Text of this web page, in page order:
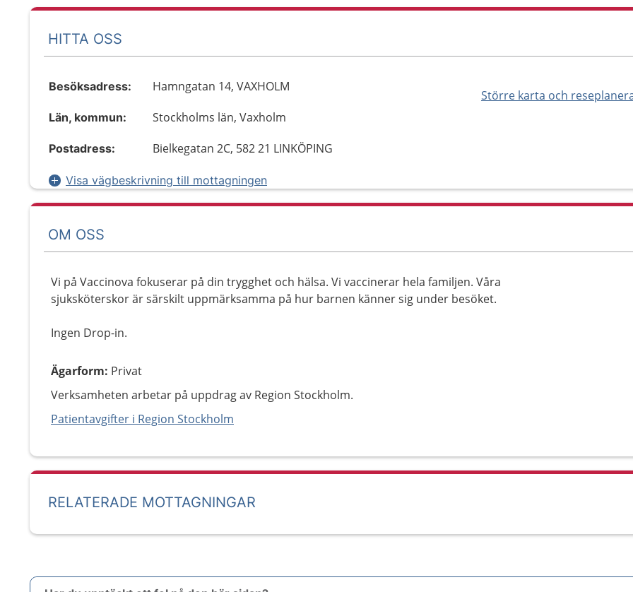
HITTA OSS
Större karta och
Besöksadress: Hamngatan 14, VAXHOLM
Län, kommun: Stockholms län, Vaxholm
Postadress: Bielkegatan 2C, 582 21 LINKÖPING
Visa vägbeskrivning till mottagningen
OM OSS
Vi på Vaccinova fokuserar på din trygghet och hälsa. Vi vaccinerar hela familjen. Våra
sjuksköterskor är särskilt uppmärksamma på hur barnen känner sig under besöket.
Ingen Drop-in.
Ägarform: Privat
Verksamheten arbetar på uppdrag av Region Stockholm.
Patientavgifter i Region Stockholm
RELATERADE MOTTAGNINGAR